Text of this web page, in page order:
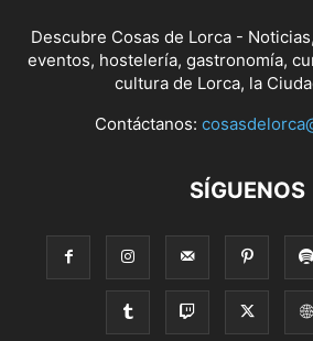
Descubre Cosas de Lorca -
eventos, hostelería, gastronomía,
cultura de Lorca, la
Contáctanos:
SÍGUENOS